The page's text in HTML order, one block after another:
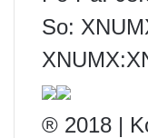
So:
® 2018 |